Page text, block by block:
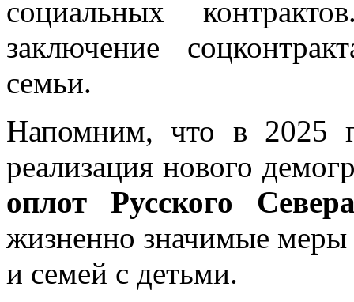
социальных
заключение
семьи.
Напомним, что в 2025
реализация нового
оплот Русского
жизненно значимые
и семей с детьми.